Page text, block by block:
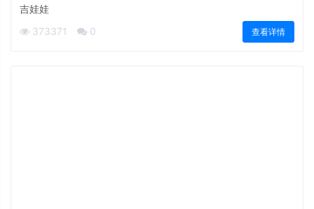
吉娃娃
373371
0 查看详情